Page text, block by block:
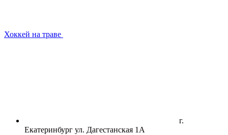
Хоккей на траве
г.
Екатеринбург ул. Дагестанская 1А